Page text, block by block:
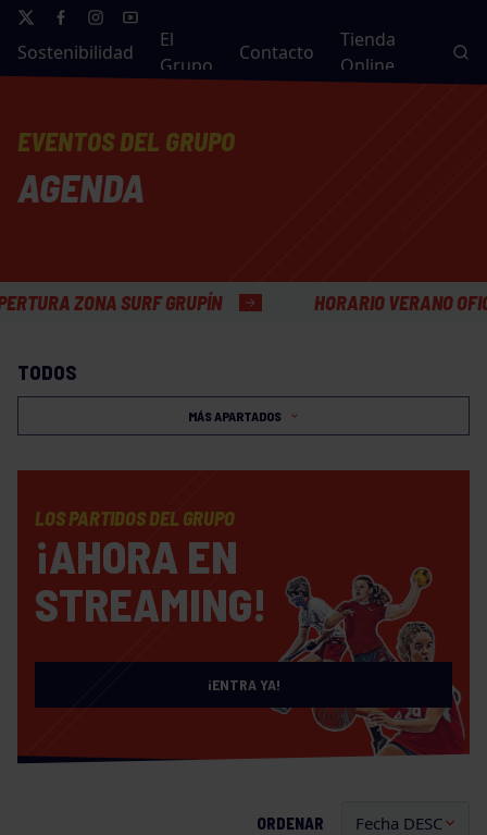
Sostenibilidad
El
Grupo
Contacto
Tienda
Online
EVENTOS DEL GRUPO
AGENDA
SURF GRUPÍN HORARIO VERANO OFICINAS
TODOS
MÁS APARTADOS
LOS PARTIDOS DEL GRUPO
¡AHORA EN
STREAMING!
¡ENTRA YA!
ORDENAR